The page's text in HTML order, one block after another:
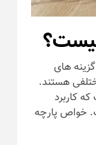
های
هستند.
کاربرد
خواص پارچه